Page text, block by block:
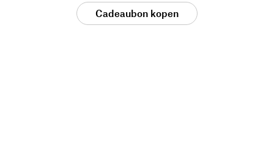
Cadeaubon kopen